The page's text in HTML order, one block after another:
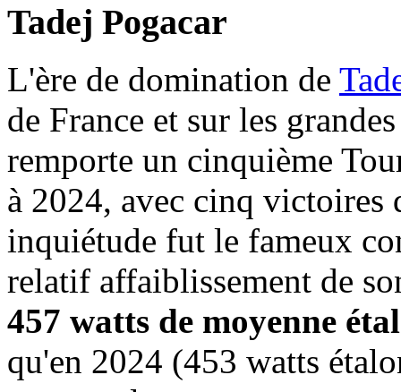
Tadej Pogacar
L'ère de domination de
de France et sur les
remporte un cinquième
à 2024, avec cinq victoires
inquiétude fut le fameux
relatif affaiblissement de
457 watts de moyenne
qu'en 2024 (453 watts